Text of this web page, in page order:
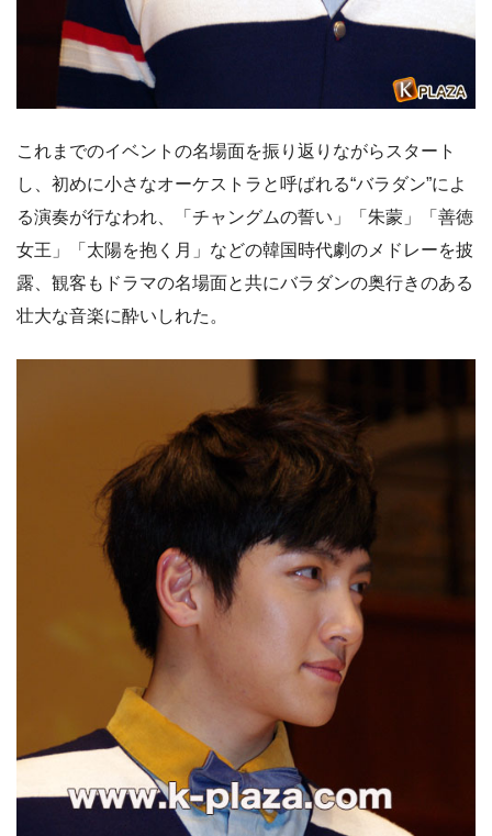
これまでのイベントの名場面を振り返りながらスタート
し、初めに小さなオーケストラと呼ばれる“バラダン”によ
る演奏が行なわれ、「チャングムの誓い」「朱蒙」「善徳
女王」「太陽を抱く月」などの韓国時代劇のメドレーを披
露、観客もドラマの名場面と共にバラダンの奥行きのある
壮大な音楽に酔いしれた。